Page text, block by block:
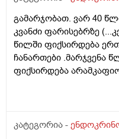
წლის ზომებია 16 X 17
მოცულობა: 15,3 სმ (N
გვერდითა ზედაპირზე
დაქვეითებული
კვანძები .
გამარჯობათ. ვარ 40
კვანძი ფარისებრზე
წილში ფიქსირდება
ჩანართები .მარჯვენა
ფიქსირდება
ზომით: 2x4 მმ (EU-
ხანი,წლებია
კატეგორია -